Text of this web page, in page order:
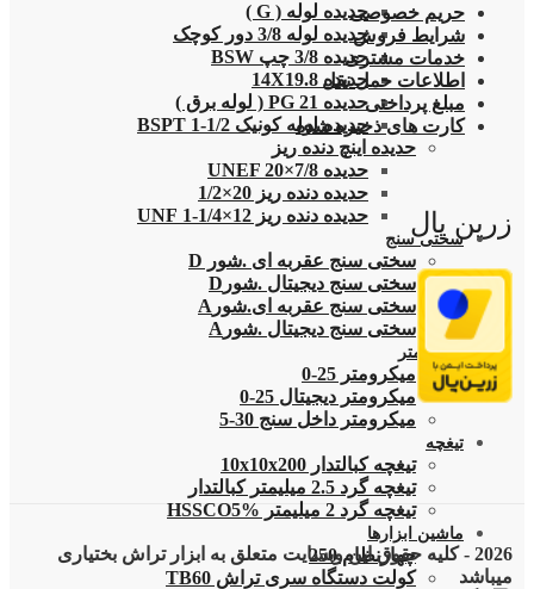
حدیده لوله ( G )
حدیده لوله 3/8 دور کوچک
حدیده 3/8 چپ BSW
حدیده 14X19.8
حدیده 21 PG ( لوله برق )
حدیده لوله کونیک 1/2-1 BSPT
حدیده اینچ دنده ریز
حدیده UNEF 20×7/8
حدیده دنده ریز 20×1/2
حدیده دنده ریز 12×1/4-1 UNF
سختی سنج
سختی سنج عقربه ای .شور D
سختی سنج دیجیتال .شورD
سختی سنج عقربه ای.شورA
سختی سنج دیجیتال .شورA
میکرومتر
میکرومتر 25-0
میکرومتر دیجیتال 25-0
میکرومتر داخل سنج 30-5
تیغچه
تیغچه کبالتدار 10x10x200
تیغچه گرد 2.5 میلیمتر کبالتدار
تیغچه گرد 2 میلیمتر HSSCO5%
ماشین ابزارها
چهارنظام 250
کولت دستگاه سری تراش TB60
حریم خصوصی
شرایط فروش
خدمات مشتری
اطلاعات حمل نقل
مبلغ پرداختی
کارت های ذخیره شده
زرین پال
2026 - کلیه حقوق این وبسایت متعلق به ابزار تراش بختیاری
میباشد